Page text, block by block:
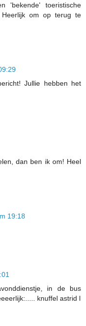
'bekende' toeristische
om op terug te
Jullie hebben het
dan ben ik om! Heel
19:18
in de bus
knuffel astrid l